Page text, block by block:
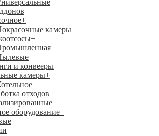
+
камеры
+
и конвееры
камеры+
отходов
оборудование+